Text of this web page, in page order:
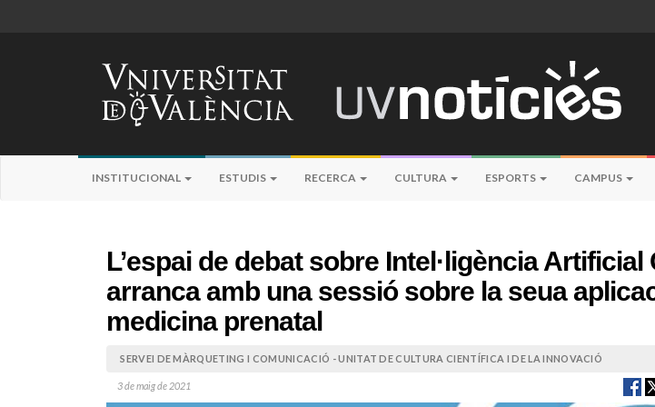
INSTITUCIONAL ESTUDIS RECERCA CULTURA ESPORTS CAMPUS
L’espai de debat sobre Intel·ligència Artificial
arranca amb una sessió sobre la seua
medicina prenatal
SERVEI DE MÀRQUETING I COMUNICACIÓ - UNITAT DE CULTURA CIENTÍFICA I DE LA INNOVACIÓ
3 de maig de 2021